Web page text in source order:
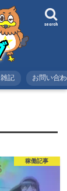
search
雑記 お問い合
稼働記事